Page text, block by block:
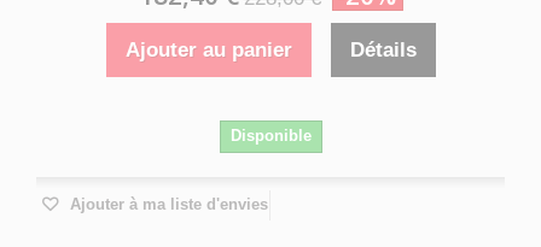
Ajouter au panier Détails
Disponible
Ajouter à ma liste d'envies